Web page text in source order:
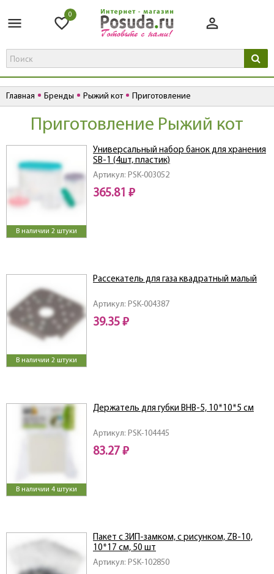
0
Главная Бренды Рыжий кот Приготовление
Приготовление Рыжий кот
В наличии 2 штуки
Артикул: PSK-003052
Универсальный набор банок для хранения
SB-1 (4шт, пластик)
365.81 ₽
В наличии 2 штуки
Артикул: PSK-004387
Рассекатель для газа квадратный малый
39.35 ₽
В наличии 4 штуки
Артикул: PSK-104445
Держатель для губки BHB-5, 10*10*5 см
83.27 ₽
Артикул: PSK-102850
Пакет с ЗИП-замком, с рисунком, ZB-10,
10*17 см, 50 шт